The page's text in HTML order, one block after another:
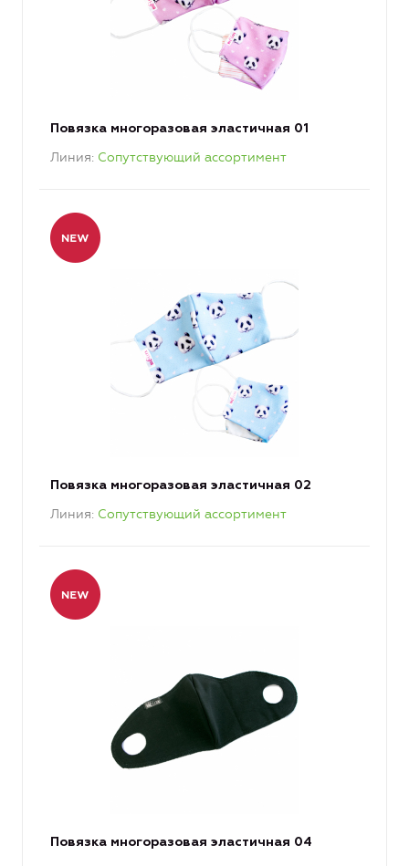
Повязка многоразовая эластичная 01
Линия Сопутствующий ассортимент
Повязка многоразовая эластичная 02
Линия Сопутствующий ассортимент
Повязка многоразовая эластичная 04